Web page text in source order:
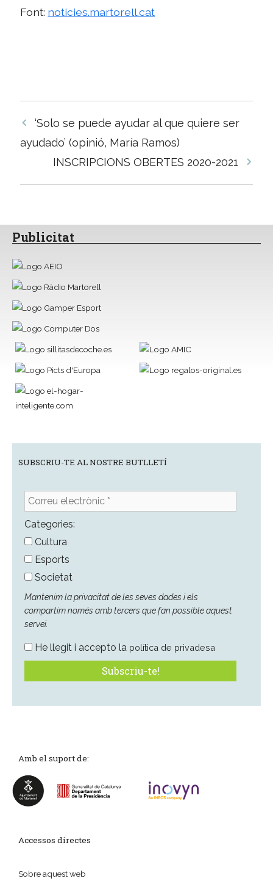
Font: noticies.martorell.cat
Navegació
per
‘Solo se puede ayudar al que quiere ser
ayudado’ (opinió, María Ramos)
INSCRIPCIONS OBERTES 2020-2021
Publicitat
SUBSCRIU-TE AL NOSTRE BUTLLETÍ
Correu
electrònic
*Categories:
Cultura
Esports
Societat
Mantenim la privacitat de les seves dades i els
compartim només amb tercers que fan possible aquest
servei.
He llegit i accepto la política de privadesa
Amb el suport de:
Accessos directes
Sobre aquest web